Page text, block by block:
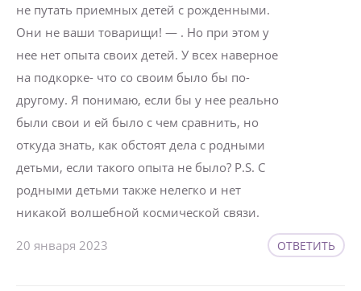
не путать приемных детей с рожденными.
Они не ваши товарищи! — . Но при этом у
нее нет опыта своих детей. У всех наверное
на подкорке- что со своим было бы по-
другому. Я понимаю, если бы у нее реально
были свои и ей было с чем сравнить, но
откуда знать, как обстоят дела с родными
детьми, если такого опыта не было? P.S. С
родными детьми также нелегко и нет
никакой волшебной космической связи.
20 января 2023 ОТВЕТИТЬ